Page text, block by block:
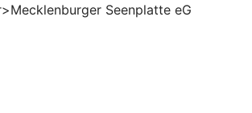
Seenplatte eG